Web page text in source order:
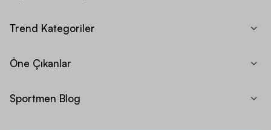
Trend Kategoriler
Öne Çıkanlar
Sportmen Blog